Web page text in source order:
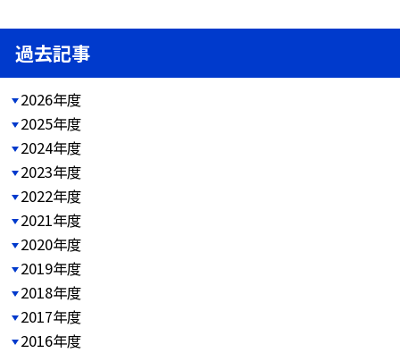
過去記事
2026年度
2025年度
2024年度
2023年度
2022年度
2021年度
2020年度
2019年度
2018年度
2017年度
2016年度